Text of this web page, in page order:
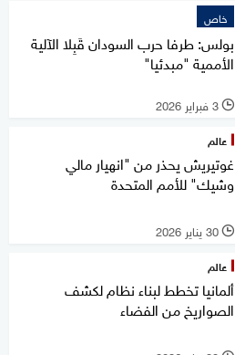
خاص
بولس: طرفا حرب السودان قَبِلا الآلية
الأممية "مبدئيا"
l 3 فبراير 2026
عالم
غوتيريش يحذر من "انهيار مالي
وشيك" للأمم المتحدة
l 30 يناير 2026
عالم
ألمانيا تخطط لبناء نظام لكشف
الصواريخ من الفضاء